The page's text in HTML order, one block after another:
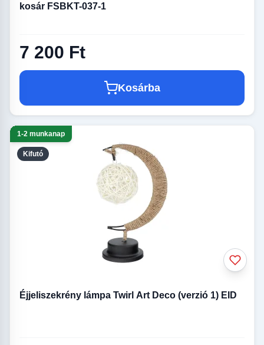
kosár FSBKT-037-1
7 200 Ft
Kosárba
Kifutó
1-2 munkanap
Éjjeliszekrény lámpa Twirl Art Deco (verzió 1) EID